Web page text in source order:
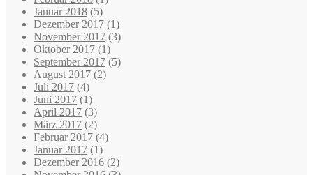
Januar 2018 (5)
Dezember 2017 (1)
November 2017 (3)
Oktober 2017 (1)
September 2017 (5)
August 2017 (2)
Juli 2017 (4)
Juni 2017 (1)
April 2017 (3)
März 2017 (2)
Februar 2017 (4)
Januar 2017 (1)
Dezember 2016 (2)